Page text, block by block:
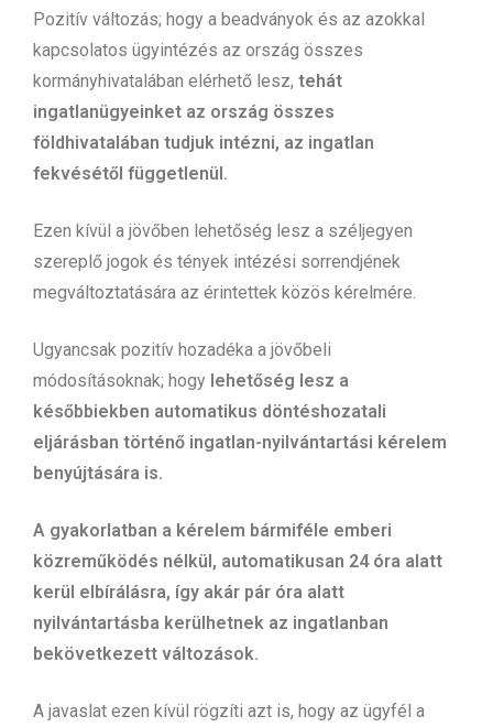
Pozitív változás; hogy a beadványok és az azokkal
kapcsolatos ügyintézés az ország összes
kormányhivatalában elérhető lesz, tehát
ingatlanügyeinket az ország összes
földhivatalában tudjuk intézni, az ingatlan
fekvésétől függetlenül.
Ezen kívül a jövőben lehetőség lesz a széljegyen
szereplő jogok és tények intézési sorrendjének
megváltoztatására az érintettek közös kérelmére.
Ugyancsak pozitív hozadéka a jövőbeli
módosításoknak; hogy lehetőség lesz a
későbbiekben automatikus döntéshozatali
eljárásban történő ingatlan-nyilvántartási kérelem
benyújtására is.
A gyakorlatban a kérelem bármiféle emberi
közreműködés nélkül, automatikusan 24 óra alatt
kerül elbírálásra, így akár pár óra alatt
nyilvántartásba kerülhetnek az ingatlanban
bekövetkezett változások.
A javaslat ezen kívül rögzíti azt is, hogy az ügyfél a